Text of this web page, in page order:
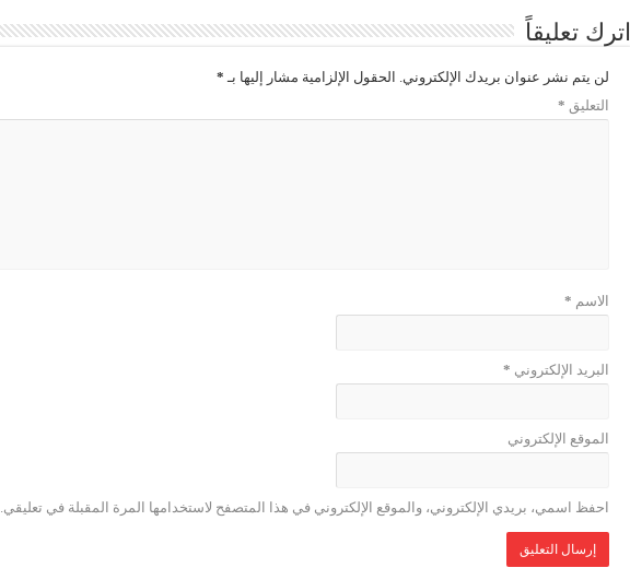
اترك تعليقاً
لن يتم نشر عنوان بريدك الإلكتروني. الحقول الإلزامية مشار إليها بـ *
التعليق *
الاسم *
البريد الإلكتروني *
الموقع الإلكتروني
احفظ اسمي، بريدي الإلكتروني، والموقع الإلكتروني في هذا المتصفح لاستخدامها المرة المقبلة في تعليقي.